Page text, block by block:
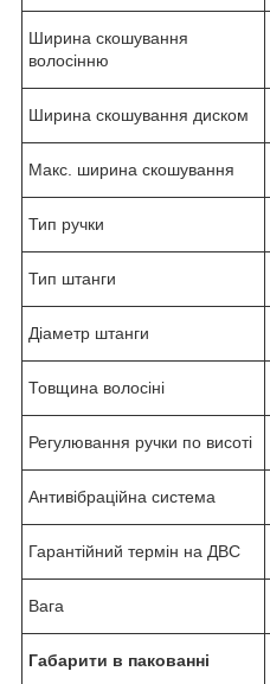
Ширина скошування
волосінню
Ширина скошування диском
Макс. ширина скошування
Тип ручки
Тип штанги
Діаметр штанги
Товщина волосіні
Регулювання ручки по висоті
Антивібраційна система
Гарантійний термін на ДВС
Вага
Габарити в пакованні